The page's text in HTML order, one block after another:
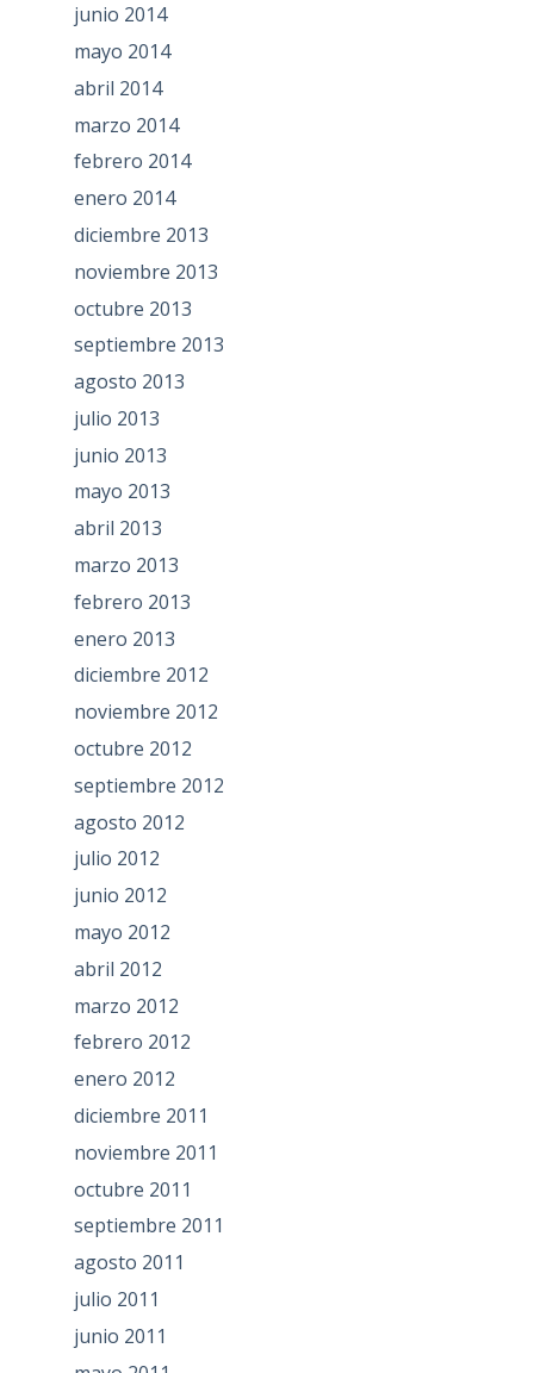
junio 2014
mayo 2014
abril 2014
marzo 2014
febrero 2014
enero 2014
diciembre 2013
noviembre 2013
octubre 2013
septiembre 2013
agosto 2013
julio 2013
junio 2013
mayo 2013
abril 2013
marzo 2013
febrero 2013
enero 2013
diciembre 2012
noviembre 2012
octubre 2012
septiembre 2012
agosto 2012
julio 2012
junio 2012
mayo 2012
abril 2012
marzo 2012
febrero 2012
enero 2012
diciembre 2011
noviembre 2011
octubre 2011
septiembre 2011
agosto 2011
julio 2011
junio 2011